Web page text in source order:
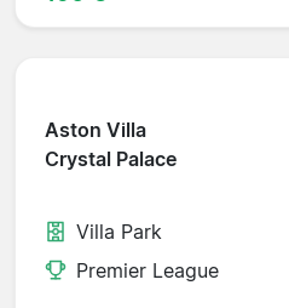
Aston Villa
Crystal Palace
Villa Park
Premier League